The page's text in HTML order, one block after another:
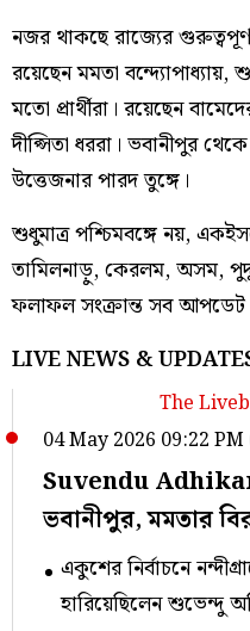
নজর থাকছে রাজ্যের
রয়েছেন মমতা বন্দ্যোপাধ্যায়,
মতো প্রার্থীরা। রয়েছেন
দীপ্সিতা ধররা। ভবানীপুর
উত্তেজনার পারদ তুঙ্গে।
শুধুমাত্র পশ্চিমবঙ্গে নয়,
তামিলনাড়ু, কেরলম, অসম,
ফলাফল সংক্রান্ত সব
LIVE NEWS &
The
04 May 2026 09:22
Suvendu
ভবানীপুর, মমতার
একুশের নির্বাচনে
হারিয়েছিলেন শুভেন্দু